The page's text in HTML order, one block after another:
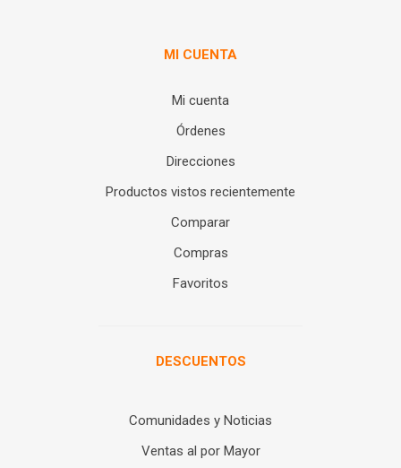
MI CUENTA
Mi cuenta
Órdenes
Direcciones
Productos vistos recientemente
Comparar
Compras
Favoritos
DESCUENTOS
Comunidades y Noticias
Ventas al por Mayor